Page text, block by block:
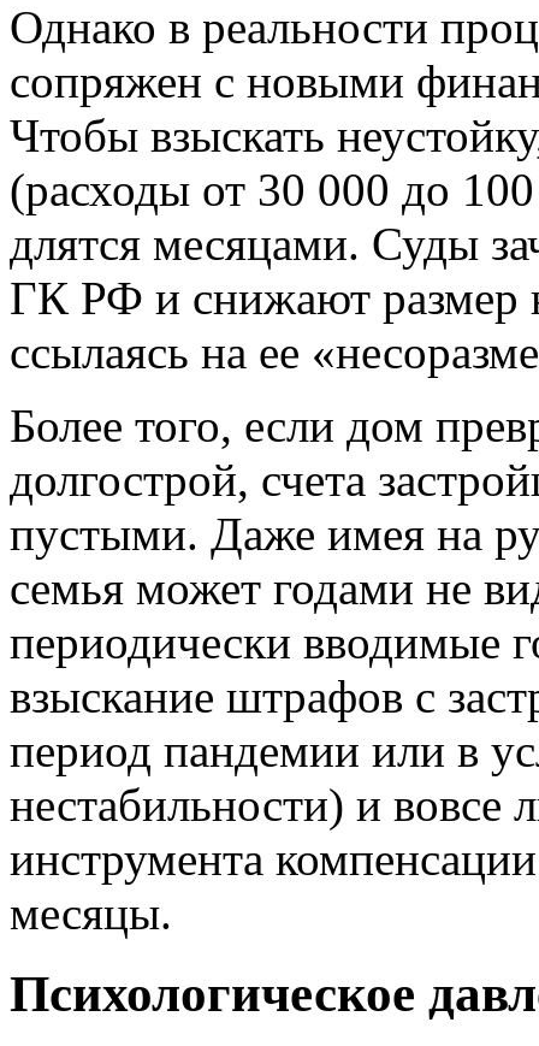
Однако в реальности
сопряжен с новыми
Чтобы взыскать
(расходы от 30 000 до
длятся месяцами. Суды
ГК РФ и снижают размер
ссылаясь на ее
Более того, если дом
долгострой, счета
пустыми. Даже имея на
семья может годами не
периодически вводимые
взыскание штрафов с
период пандемии или в
нестабильности) и вовсе
инструмента
месяцы.
Психологическое